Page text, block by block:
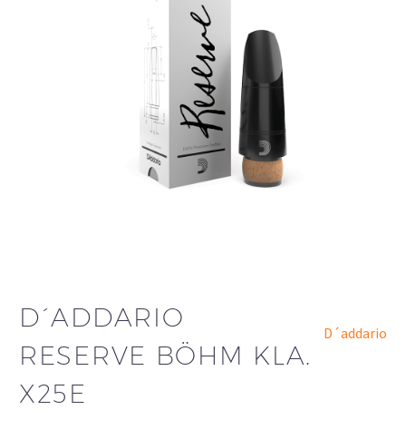
D´ADDARIO
RESERVE BÖHM KLA.
X25E
D´addario